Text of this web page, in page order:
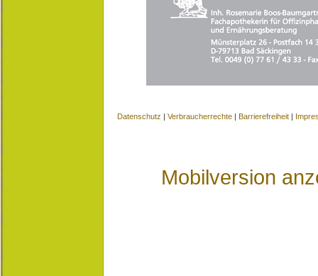
Datenschutz | Verbraucherrechte | Barrierefreiheit |
Mobilversion